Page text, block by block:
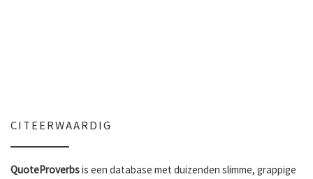
CITEERWAARDIG
QuoteProverbsis een database met duizenden slimme, grappige